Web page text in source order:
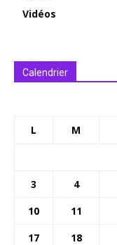
Vidéos
Calendrier
L M
3
4
10
11
17
18